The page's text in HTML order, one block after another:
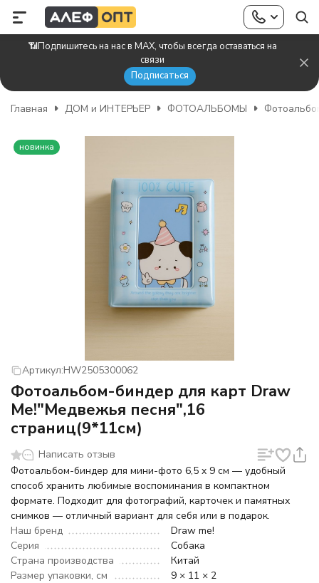
📶Подпишитесь на нас в MAX, чтобы всегда оставаться на
связи
Подписаться
Главная ДОМ и ИНТЕРЬЕР ФОТОАЛЬБОМЫ
новинка
Артикул:HW2505300062
Фотоальбом-биндер для карт Draw
Me!"Медвежья песня",16
страниц(9*11см)
Написать отзыв
Фотоальбом-биндер для мини-фото 6,5 x 9 см — удобный
способ хранить любимые воспоминания в компактном
формате. Подходит для фотографий, карточек и памятных
снимков — отличный вариант для себя или в подарок.
Наш бренд
Draw me!
Серия
Собака
Страна производства
Китай
Размер упаковки, см
9 × 11 × 2